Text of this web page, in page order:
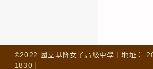
©2022 國立基隆女子高級中學｜地址：
1830｜